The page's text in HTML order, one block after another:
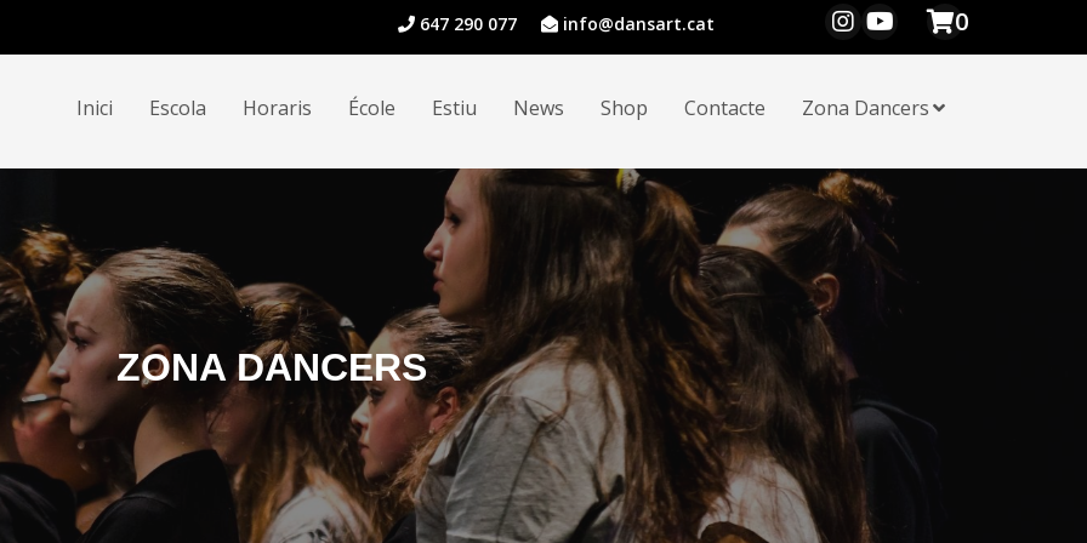
647 290 077 info@dansart.cat 0
Inici Escola Horaris École Estiu News Shop Contacte Zona Dancers
ZONA DANCERS